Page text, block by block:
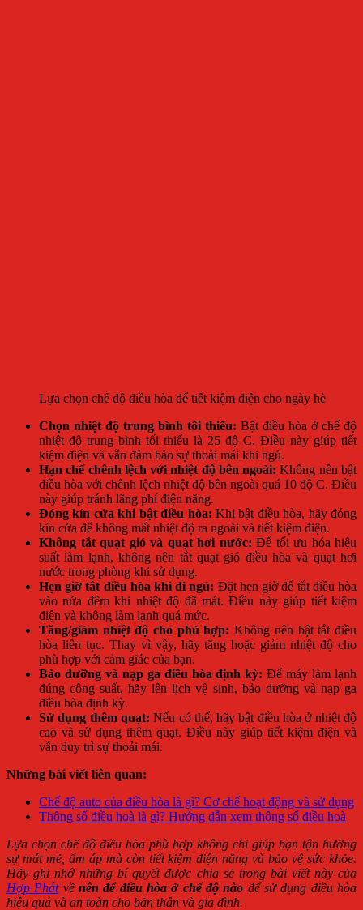
Lựa chọn chế độ điều hòa để tiết kiệm điện cho ngày hè
Chọn nhiệt độ trung bình tối thiểu: Bật điều hòa ở chế độ
nhiệt độ trung bình tối thiểu là 25 độ C. Điều này giúp tiết
kiệm điện và vẫn đảm bảo sự thoải mái khi ngủ.
Hạn chế chênh lệch với nhiệt độ bên ngoài: Không nên bật
điều hòa với chênh lệch nhiệt độ bên ngoài quá 10 độ C. Điều
này giúp tránh lãng phí điện năng.
Đóng kín cửa khi bật điều hòa: Khi bật điều hòa, hãy đóng
kín cửa để không mất nhiệt độ ra ngoài và tiết kiệm điện.
Không tắt quạt gió và quạt hơi nước: Để tối ưu hóa hiệu
suất làm lạnh, không nên tắt quạt gió điều hòa và quạt hơi
nước trong phòng khi sử dụng.
Hẹn giờ tắt điều hòa khi đi ngủ: Đặt hẹn giờ để tắt điều hòa
vào nửa đêm khi nhiệt độ đã mát. Điều này giúp tiết kiệm
điện và không làm lạnh quá mức.
Tăng/giảm nhiệt độ cho phù hợp: Không nên bật tắt điều
hòa liên tục. Thay vì vậy, hãy tăng hoặc giảm nhiệt độ cho
phù hợp với cảm giác của bạn.
Bảo dưỡng và nạp ga điều hòa định kỳ: Để máy làm lạnh
đúng công suất, hãy lên lịch vệ sinh, bảo dưỡng và nạp ga
điều hòa định kỳ.
Sử dụng thêm quạt: Nếu có thể, hãy bật điều hòa ở nhiệt độ
cao và sử dụng thêm quạt. Điều này giúp tiết kiệm điện và
vẫn duy trì sự thoải mái.
Những bài viết liên quan:
Chế độ auto của điều hòa là gì? Cơ chế hoạt động và sử dụng
Thông số điều hoà là gì? Hướng dẫn xem thông số điều hoà
Lựa chọn chế độ điều hòa phù hợp không chỉ giúp bạn tận hưởng
sự mát mẻ, ấm áp mà còn tiết kiệm điện năng và bảo vệ sức khỏe.
Hãy ghi nhớ những bí quyết được chia sẻ trong bài viết này của
Hợp Phátvềnên để điều hòa ở chế độ nào để sử dụng điều hòa
hiệu quả và an toàn cho bản thân và gia đình.